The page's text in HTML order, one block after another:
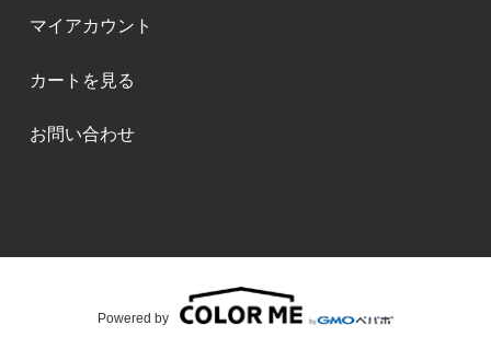
マイアカウント
カートを見る
お問い合わせ
Powered by